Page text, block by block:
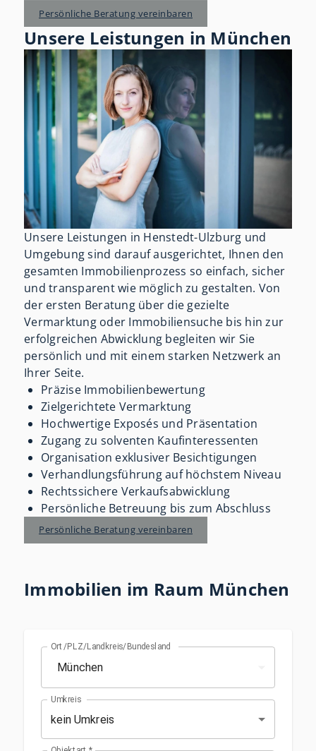
Persönliche Beratung vereinbaren
Unsere Leistungen in München
Unsere Leistungen in Henstedt-Ulzburg und
Umgebung sind darauf ausgerichtet, Ihnen den
gesamten Immobilienprozess so einfach, sicher
und transparent wie möglich zu gestalten. Von
der ersten Beratung über die gezielte
Vermarktung oder Immobiliensuche bis hin zur
erfolgreichen Abwicklung begleiten wir Sie
persönlich und mit einem starken Netzwerk an
Ihrer Seite.
Präzise Immobilienbewertung
Zielgerichtete Vermarktung
Hochwertige Exposés und Präsentation
Zugang zu solventen Kaufinteressenten
Organisation exklusiver Besichtigungen
Verhandlungsführung auf höchstem Niveau
Rechtssichere Verkaufsabwicklung
Persönliche Betreuung bis zum Abschluss
Persönliche Beratung vereinbaren
Immobilien im Raum München
Ort/PLZ/Landkreis/Bundesland
Umkreis
kein Umkreis